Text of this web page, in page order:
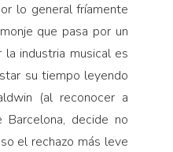
lo general fríamente
que pasa por un
industria musical es
su tiempo leyendo
(al reconocer a
​​decide no
el rechazo más leve